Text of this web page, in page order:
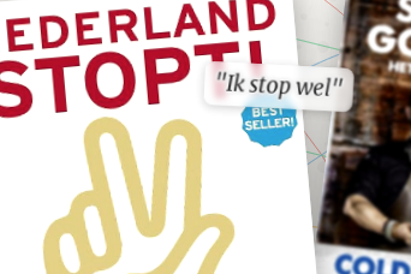
"Ik stop wel"
"Ik stop wel"